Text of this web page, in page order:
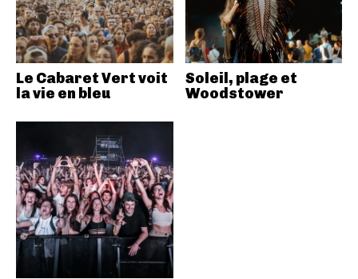
Le Cabaret Vert voit
la vie en bleu
Soleil, plage et
Woodstower